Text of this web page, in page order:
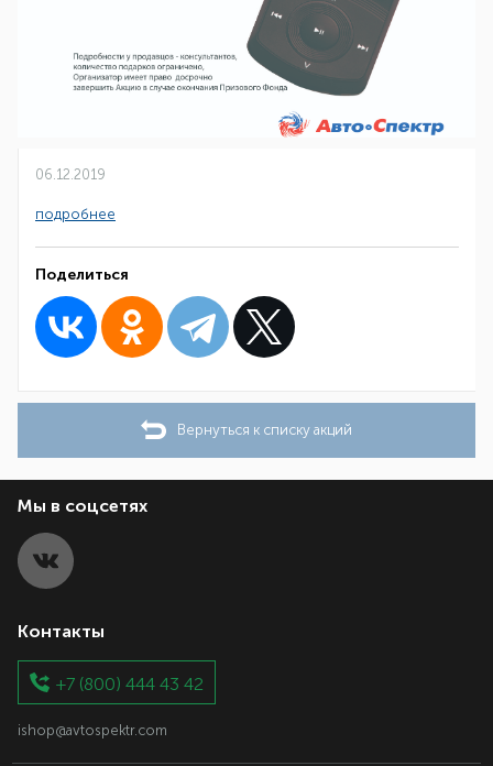
06.12.2019
подробнее
Поделиться
Вернуться к списку акций
Мы в соцсетях
Контакты
+7 (800) 444 43 42
ishop@avtospektr.com